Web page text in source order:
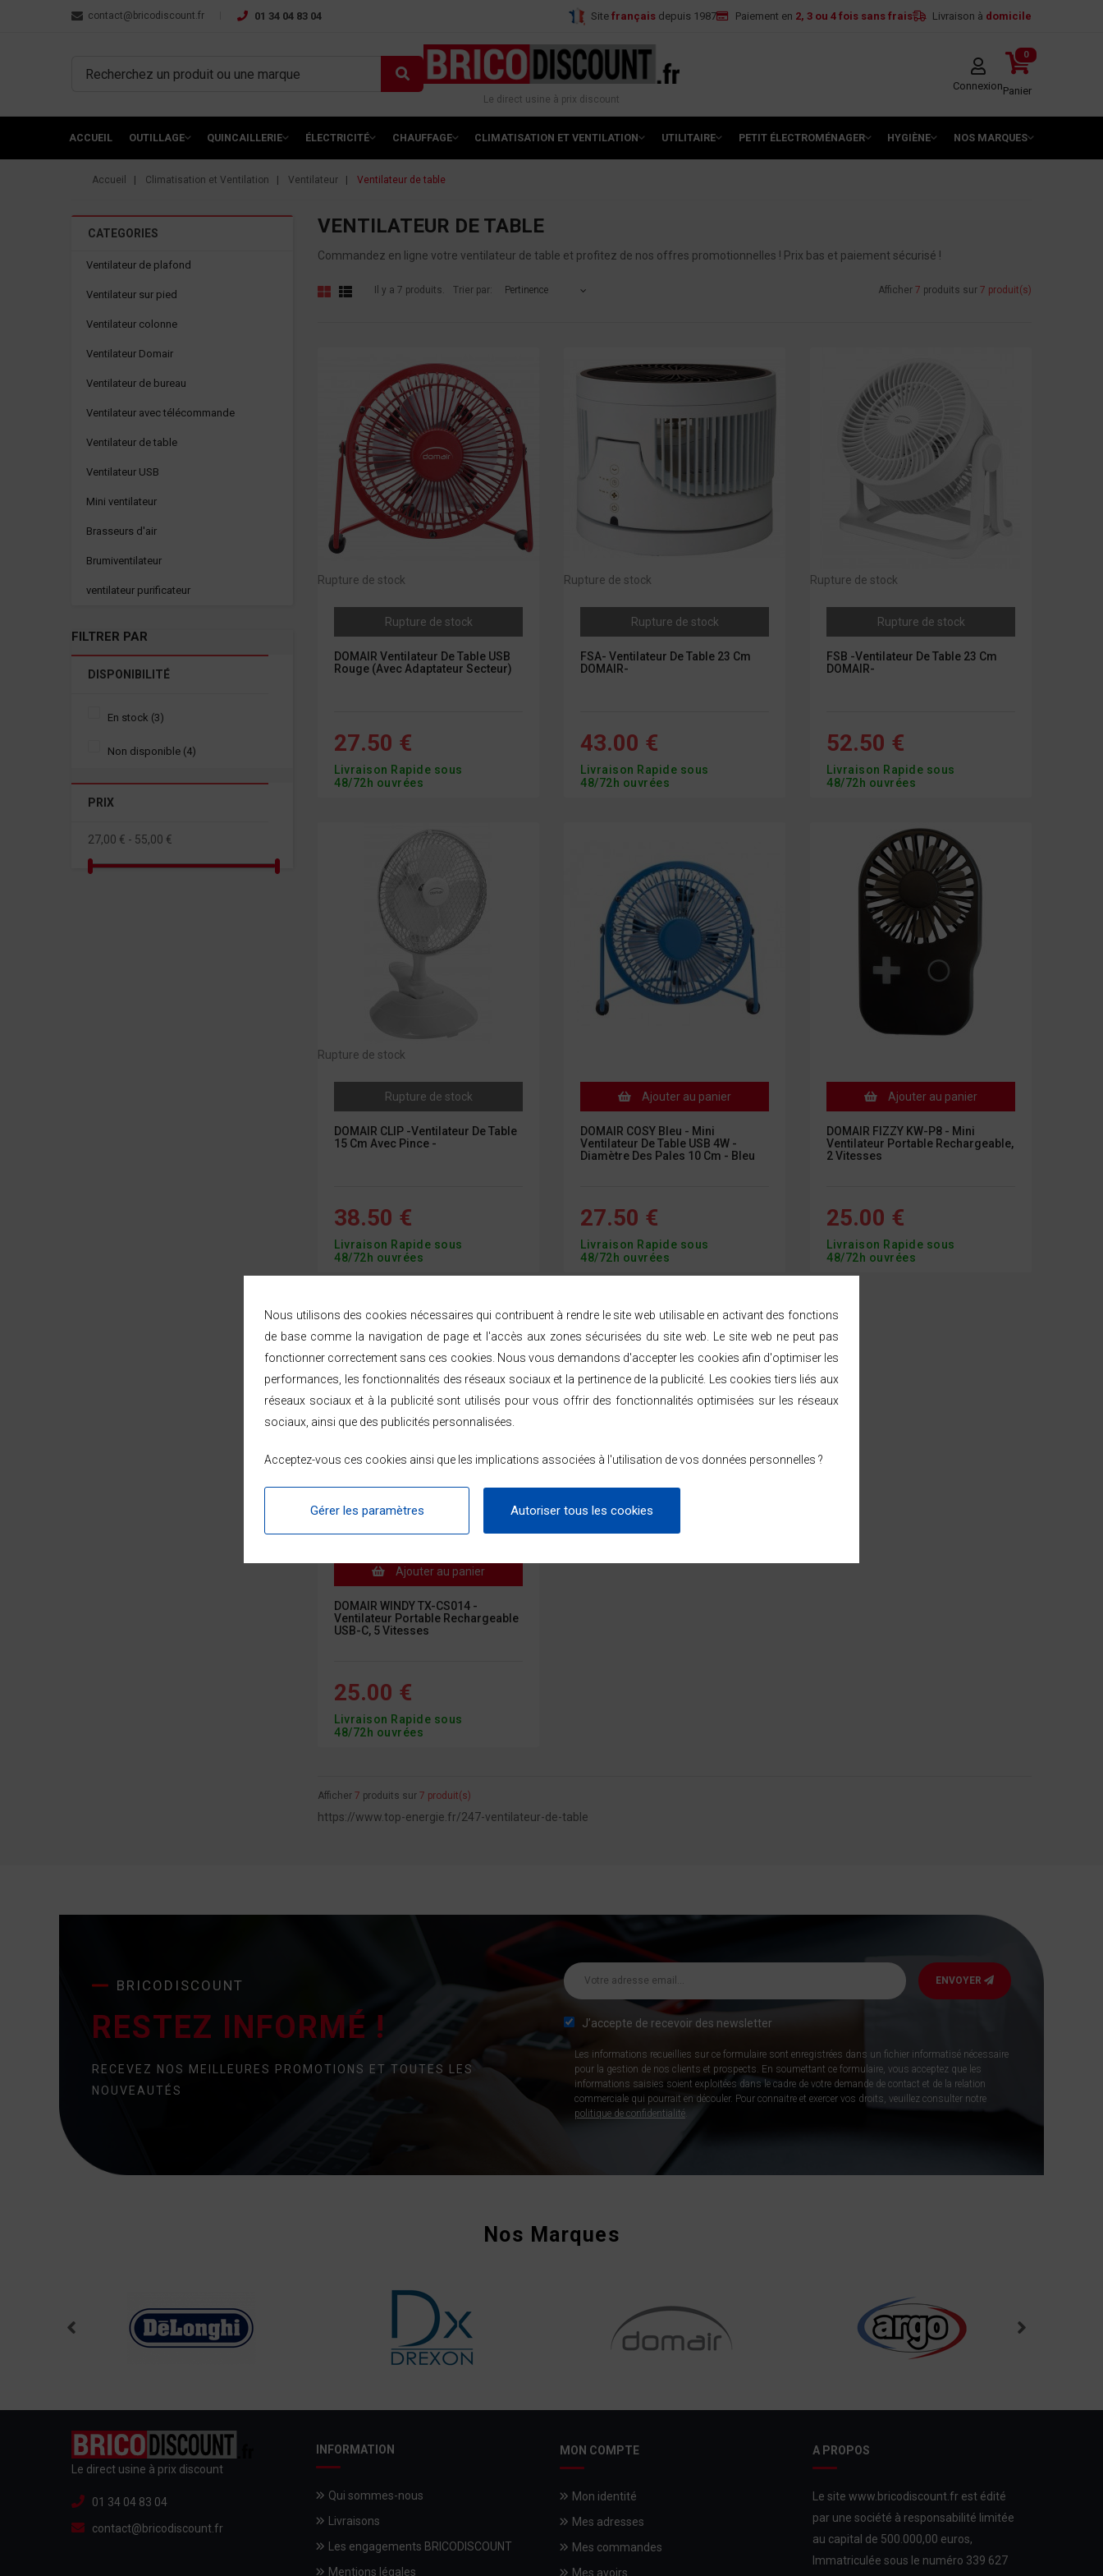
contact@bricodiscount.fr 01 34 04 83 04 Site français depuis 1987 Paiement en 2, 3 ou 4 fois sans frais Livraison à domicile
Le direct usine à prix discount
Connexion
0
Panier
ACCUEIL OUTILLAGE QUINCAILLERIE ÉLECTRICITÉ CHAUFFAGE CLIMATISATION ET VENTILATION UTILITAIRE PETIT ÉLECTROMÉNAGER HYGIÈNE NOS MARQUES
Accueil Climatisation et Ventilation Ventilateur Ventilateur de table
CATEGORIES
Ventilateur de plafond
Ventilateur sur pied
Ventilateur colonne
Ventilateur Domair
Ventilateur de bureau
Ventilateur avec télécommande
Ventilateur de table
Ventilateur USB
Mini ventilateur
Brasseurs d'air
Brumiventilateur
ventilateur purificateur
FILTRER PAR
DISPONIBILITÉ
En stock (3)
Non disponible (4)
PRIX
27,00 € - 55,00 €
VENTILATEUR DE TABLE
Commandez en ligne votre ventilateur de table et profitez de nos offres promotionnelles ! Prix bas et paiement sécurisé !
Il y a 7 produits. Trier par: Pertinence Afficher 7 produits sur 7 produit(s)
Rupture de stock
Rupture de stock
DOMAIR Ventilateur De Table USB
Rouge (avec Adaptateur Secteur)
27.50 €
Livraison Rapide sous
48/72h ouvrées
Rupture de stock
Rupture de stock
FSA- Ventilateur De Table 23 Cm
DOMAIR-
43.00 €
Livraison Rapide sous
48/72h ouvrées
Rupture de stock
Rupture de stock
FSB -Ventilateur De Table 23 Cm
DOMAIR-
52.50 €
Livraison Rapide sous
48/72h ouvrées
Rupture de stock
Rupture de stock
DOMAIR CLIP -Ventilateur De Table
15 Cm Avec Pince -
38.50 €
Livraison Rapide sous
48/72h ouvrées
Ajouter au panier
DOMAIR COSY Bleu - Mini
Ventilateur De Table USB 4W -
Diamètre Des Pales 10 Cm - Bleu
27.50 €
Livraison Rapide sous
48/72h ouvrées
Ajouter au panier
DOMAIR FIZZY KW-P8 - Mini
Ventilateur Portable Rechargeable,
2 Vitesses
25.00 €
Livraison Rapide sous
48/72h ouvrées
Ajouter au panier
DOMAIR WINDY TX-CS014 -
Ventilateur Portable Rechargeable
USB-C, 5 Vitesses
25.00 €
Livraison Rapide sous
48/72h ouvrées
Afficher 7 produits sur 7 produit(s)
https://www.top-energie.fr/247-ventilateur-de-table
BRICODISCOUNT
RESTEZ INFORMÉ !
RECEVEZ NOS MEILLEURES PROMOTIONS ET TOUTES LES
NOUVEAUTÉS
ENVOYER
J’accepte de recevoir des newsletter
Les informations recueillies sur ce formulaire sont enregistrées dans un fichier informatisé nécessaire
pour la gestion de nos clients et prospects. En soumettant ce formulaire, vous acceptez que les
informations saisies soient exploitées dans le cadre de votre demande de contact et de la relation
commerciale qui pourrait en découler. Pour connaitre et exercer vos droits, veuillez consulter notre
politique de confidentialité.
Nos Marques
Le direct usine à prix discount
01 34 04 83 04
contact@bricodiscount.fr
INFORMATION
Qui sommes-nous
Livraisons
Les engagements BRICODISCOUNT
Mentions légales
MON COMPTE
Mon identité
Mes adresses
Mes commandes
Mes avoirs
A PROPOS
Le site www.bricodiscount.fr est édité
par une société à responsabilité limitée
au capital de 500.000,00 euros,
Immatriculée sous le numéro 339 627
Nous utilisons des cookies nécessaires qui contribuent à rendre le site web utilisable en activant des fonctions
de base comme la navigation de page et l'accès aux zones sécurisées du site web. Le site web ne peut pas
fonctionner correctement sans ces cookies. Nous vous demandons d'accepter les cookies afin d'optimiser les
performances, les fonctionnalités des réseaux sociaux et la pertinence de la publicité. Les cookies tiers liés aux
réseaux sociaux et à la publicité sont utilisés pour vous offrir des fonctionnalités optimisées sur les réseaux
sociaux, ainsi que des publicités personnalisées.
Acceptez-vous ces cookies ainsi que les implications associées à l'utilisation de vos données personnelles ?
Gérer les paramètres Autoriser tous les cookies